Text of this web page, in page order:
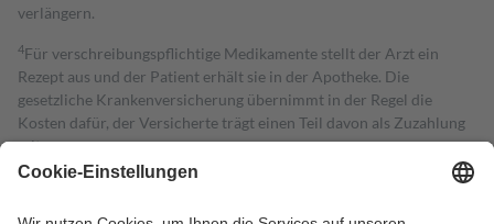
verlängern.
4Für verschreibungspflichtige Medikamente stellt der Arzt ein
Rezept aus und der Patient erhält sie in der Apotheke. Die
gesetzliche Krankenversicherung übernimmt in der Regel die
Kosten dafür, der Versicherte trägt einen Teil davon als Zuzahlung
mit.
Grundsätzlich leisten Mitglieder Zuzahlungen in Höhe von zehn
höchstens zehn Euro.
Es sind jedoch nie mehr als die tatsächlichen